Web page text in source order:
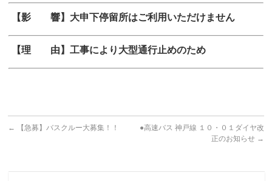
【影 響】大申下停留所はご利用いただけません
【理 由】工事により大型通行止めのため
← 【急募】バスクルー大募集！！
●高速バス 神戸線 １０・０１ダイヤ改
正のお知らせ →